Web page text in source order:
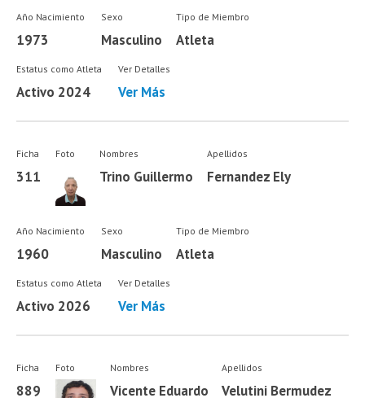
Año Nacimiento
1973
Sexo
Masculino
Tipo de Miembro
Atleta
Estatus como Atleta
Activo 2024
Ver Detalles
Ver Más
Ficha
311
Foto Nombres
Trino Guillermo
Apellidos
Fernandez Ely
Año Nacimiento
1960
Sexo
Masculino
Tipo de Miembro
Atleta
Estatus como Atleta
Activo 2026
Ver Detalles
Ver Más
Ficha
889
Foto Nombres
Vicente Eduardo
Apellidos
Velutini Bermudez